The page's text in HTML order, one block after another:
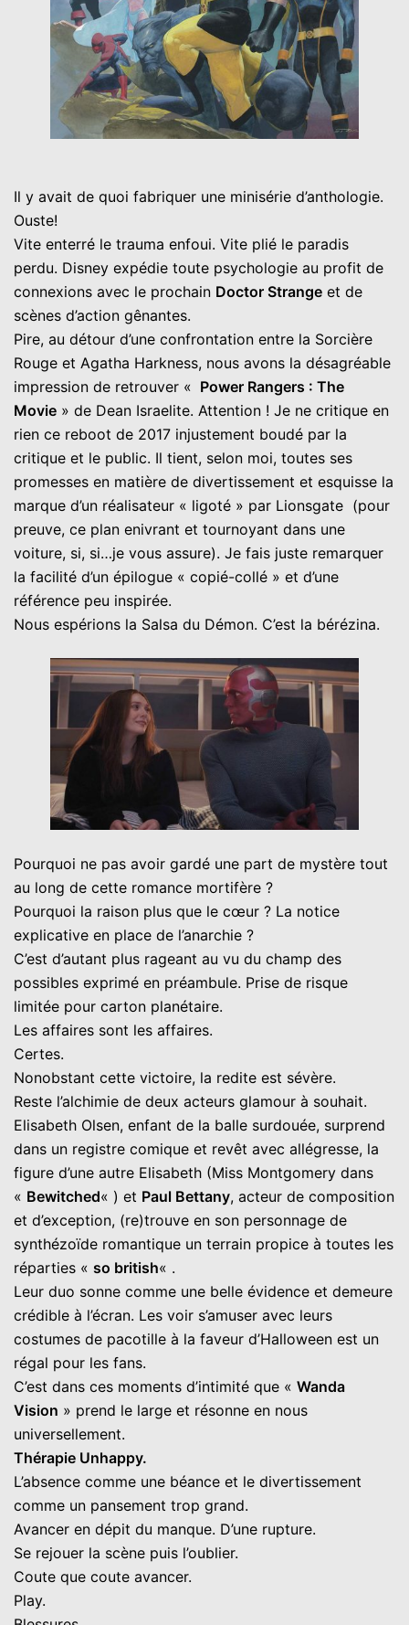
Il y avait de quoi fabriquer une minisérie d’anthologie.
Ouste!
Vite enterré le trauma enfoui. Vite plié le paradis
perdu. Disney expédie toute psychologie au profit de
connexions avec le prochain Doctor Strange et de
scènes d’action gênantes.
Pire, au détour d’une confrontation entre la Sorcière
Rouge et Agatha Harkness, nous avons la désagréable
impression de retrouver « Power Rangers : The
Movie » de Dean Israelite. Attention ! Je ne critique en
rien ce reboot de 2017 injustement boudé par la
critique et le public. Il tient, selon moi, toutes ses
promesses en matière de divertissement et esquisse la
marque d’un réalisateur « ligoté » par Lionsgate (pour
preuve, ce plan enivrant et tournoyant dans une
voiture, si, si…je vous assure). Je fais juste remarquer
la facilité d’un épilogue « copié-collé » et d’une
référence peu inspirée.
Nous espérions la Salsa du Démon. C’est la bérézina.
Pourquoi ne pas avoir gardé une part de mystère tout
au long de cette romance mortifère ?
Pourquoi la raison plus que le cœur ? La notice
explicative en place de l’anarchie ?
C’est d’autant plus rageant au vu du champ des
possibles exprimé en préambule. Prise de risque
limitée pour carton planétaire.
Les affaires sont les affaires.
Certes.
Nonobstant cette victoire, la redite est sévère.
Reste l’alchimie de deux acteurs glamour à souhait.
Elisabeth Olsen, enfant de la balle surdouée, surprend
dans un registre comique et revêt avec allégresse, la
figure d’une autre Elisabeth (Miss Montgomery dans
« Bewitched« ) et Paul Bettany, acteur de composition
et d’exception, (re)trouve en son personnage de
synthézoïde romantique un terrain propice à toutes les
réparties « so british« .
Leur duo sonne comme une belle évidence et demeure
crédible à l’écran. Les voir s’amuser avec leurs
costumes de pacotille à la faveur d’Halloween est un
régal pour les fans.
C’est dans ces moments d’intimité que « Wanda
Vision » prend le large et résonne en nous
universellement.
Thérapie Unhappy.
L’absence comme une béance et le divertissement
comme un pansement trop grand.
Avancer en dépit du manque. D’une rupture.
Se rejouer la scène puis l’oublier.
Coute que coute avancer.
Play.